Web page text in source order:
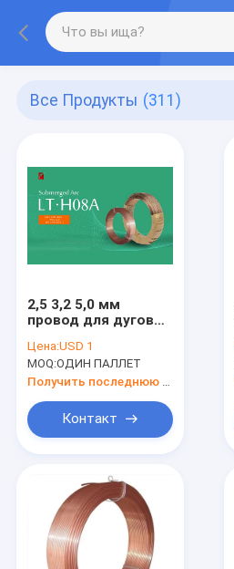
Все Продукты (311)
2,5 3,2 5,0 мм
провод для дуговой
H08A AWS EL8 SAW
Wire
Цена:USD 1
MOQ:ОДИН ПАЛЛЕТ
Контакт